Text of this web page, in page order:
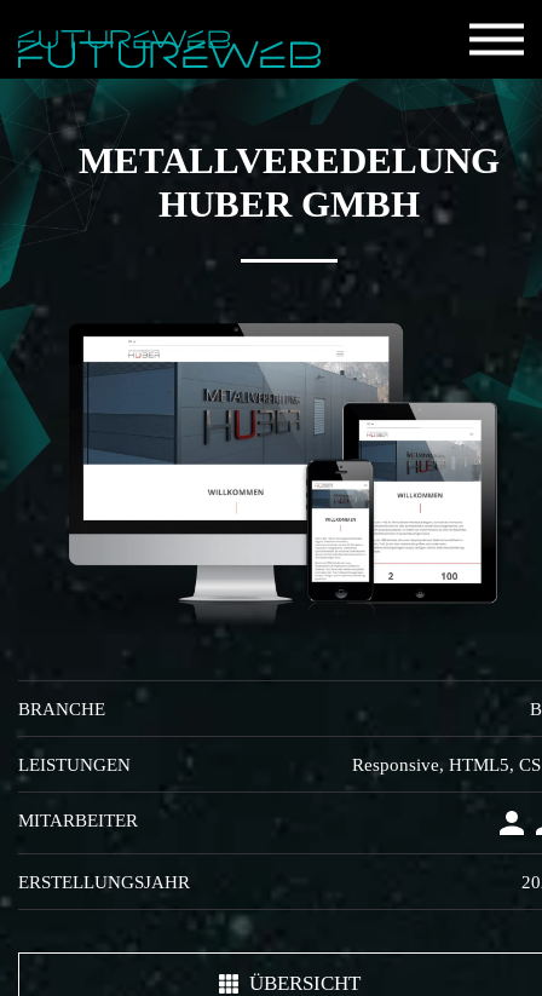
METALLVEREDELUNG
HUBER GMBH
BRANCHE
LEISTUNGEN Responsive, HTML5,
MITARBEITER
ERSTELLUNGSJAHR
ÜBERSICHT